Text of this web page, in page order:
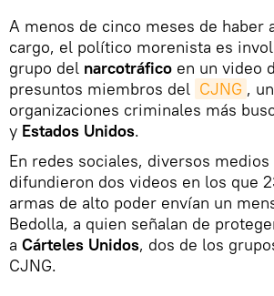
A menos de cinco meses de haber
cargo, el político morenista es
grupo del narcotráfico en un video
presuntos miembros del CJNG ,
organizaciones criminales más
y Estados Unidos.
En redes sociales, diversos
difundieron dos videos en los que
armas de alto poder envían un
Bedolla, a quien señalan de
a Cárteles Unidos, dos de los
CJNG.